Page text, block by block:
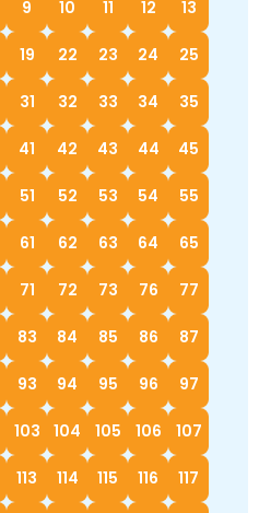
9 10 11 12 13
19 22 23 24 25
31 32 33 34 35
41 42 43 44 45
51 52 53 54 55
61 62 63 64 65
71 72 73 76 77
83 84 85 86 87
93 94 95 96 97
103 104 105 106 107
113 114 115 116 117